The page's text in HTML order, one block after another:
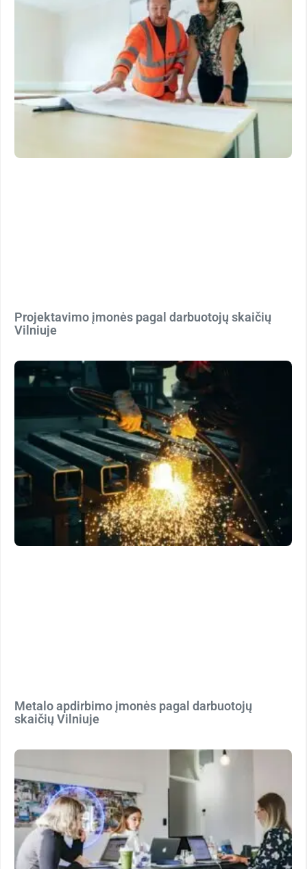
Projektavimo įmonės pagal darbuotojų skaičių
Vilniuje
Metalo apdirbimo įmonės pagal darbuotojų
skaičių Vilniuje